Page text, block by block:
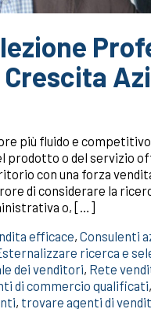
più fluido e competitivo,
prodotto o del servizio
con una forza
di considerare la
o, […]
efficace, Consulenti
ricerca e
dei venditori, Rete
di commercio qualificati,
, trovare agenti di